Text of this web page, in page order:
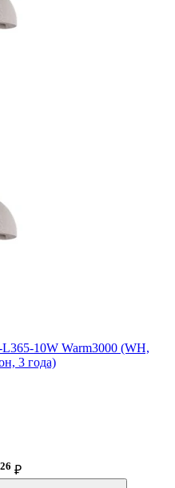
10W Warm3000 (WH,
3 года)
26 ₽